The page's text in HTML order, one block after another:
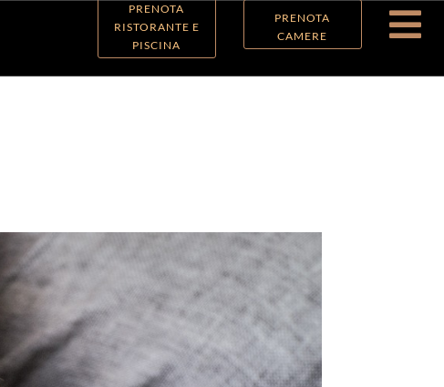
PRENOTA
RISTORANTE E
PISCINA
PRENOTA
CAMERE
